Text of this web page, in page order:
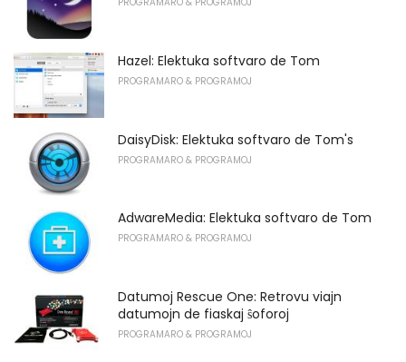
Hazel: Elektuka softvaro de Tom
PROGRAMARO & PROGRAMOJ
DaisyDisk: Elektuka softvaro de Tom's
PROGRAMARO & PROGRAMOJ
AdwareMedia: Elektuka softvaro de Tom
PROGRAMARO & PROGRAMOJ
Datumoj Rescue One: Retrovu viajn
datumojn de fiaskaj ŝoforoj
PROGRAMARO & PROGRAMOJ